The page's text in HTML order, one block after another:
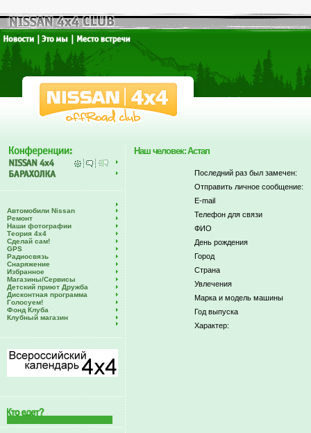
Автомобили Nissan
Ремонт
Наши фотографии
Теория 4х4
Сделай сам!
GPS
Радиосвязь
Снаряжение
Избранное
Магазины/Сервисы
Детский приют Дружба
Дисконтная программа
Голосуем!
Фонд Клуба
Клубный магазин
Наш человек: Астап
Последний раз был замечен:
Отправить личное сообщение:
E-mail
Телефон для связи
ФИО
День рождения
Город
Страна
Увлечения
Марка и модель машины
Год выпуска
Характер: